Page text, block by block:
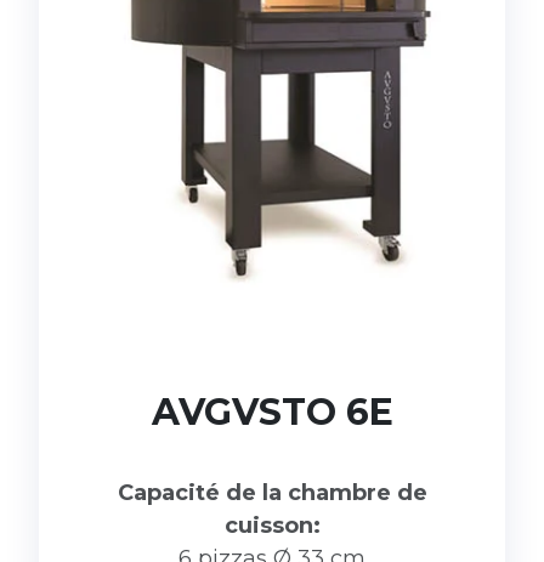
AVGVSTO 6E
Capacité de la chambre de
cuisson: